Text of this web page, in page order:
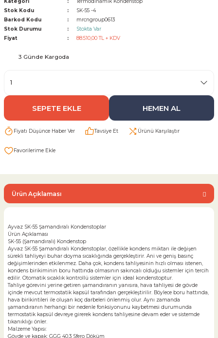
VANA
Stok Kodu
SK-55 -4
Barkod Kodu
mrcngroup0613
Stok Durumu
Stokta Var
Fiyat
88.510,00 TL + KDV
3 Günde Kargoda
SEPETE EKLE HEMEN AL
Fiyatı Düşünce Haber Ver Tavsiye Et Ürünü Karşılaştır
Ürün Açıklaması
Ayvaz SK-55 Şamandıralı Kondenstoplar
Ürün Açıklaması
SK-55 (Şamandıralı) Kondenstop
Ayvaz SK-55 Şamandıralı Kondenstoplar, özellikle kondens miktarı ile değişen
sürekli tahliyeyi buhar doyma sıcaklığında gerçekleştirir. Ani ve geniş basınç
değişimlerinden etkilenmez. Daha çok, kondens tahliyesinin hızlı olması istenen,
kondens birikiminin boru hattında olmasının sakıncalı olduğu sistemler için tercih
edilir. Otomatik sıcaklık kontrollü sistemler için ideal kondenstoptur.
Tahliye görevini yerine getiren şamandıranın yanısıra, hava tahliyesi de gövde
içinde mevcut termostatik kapsül tarafından gerçekleştirilir. Böylece boru hattında,
hava birikintileri ile oluşan koç darbeleri önlenmiş olur. Aynı zamanda
şamandıranın herhangi bir nedenle fonksiyonunu kaybetmesi durumunda
termostatik kapsül devreye girerek kondens tahliyesine devam eder ve sistemde
tıkanıklığı önler.
Malzeme Yapısı:
Gövde ve kapak: GGG 40.3 Sfero Döküm